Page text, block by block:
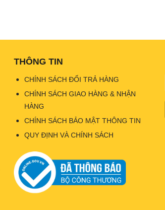
THÔNG TIN
CHÍNH SÁCH ĐỔI TRẢ HÀNG
CHÍNH SÁCH GIAO HÀNG & NHẬN
HÀNG
CHÍNH SÁCH BẢO MẬT THÔNG TIN
QUY ĐỊNH VÀ CHÍNH SÁCH